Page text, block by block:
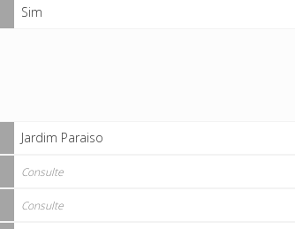
Sim
Jardim Paraiso
Consulte
Consulte